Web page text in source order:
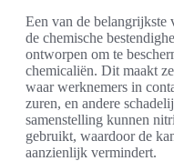
Een van de belangrijkste
de chemische
ontworpen om te
chemicaliën. Dit maakt
waar werknemers in
zuren, en andere
samenstelling kunnen
gebruikt, waardoor de
aanzienlijk vermindert.